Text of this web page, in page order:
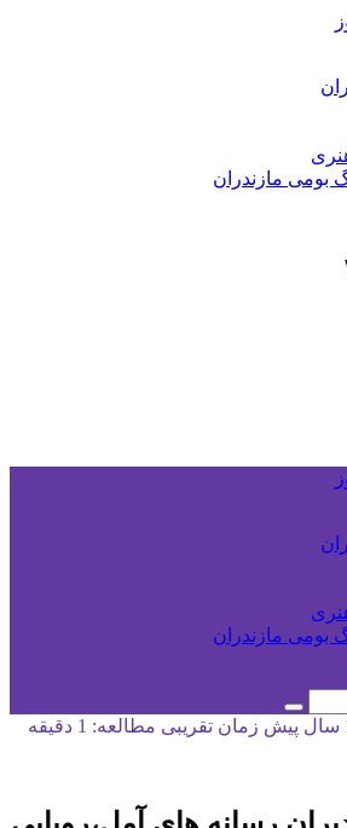
بومی مازندران
بومی مازندران
زمان تقریبی مطالعه: 1 دقیقه